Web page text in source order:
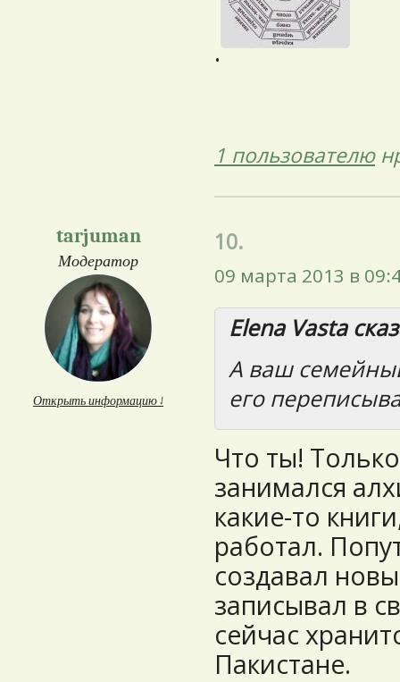
.
1 пользователю
tarjuman
Модератор
Открыть информацию ↓
10.
09 марта 2013 в
Elena Vasta
А ваш
его
Что ты!
занимался
какие-то
работал.
создавал
записывал в
сейчас
Пакистане.